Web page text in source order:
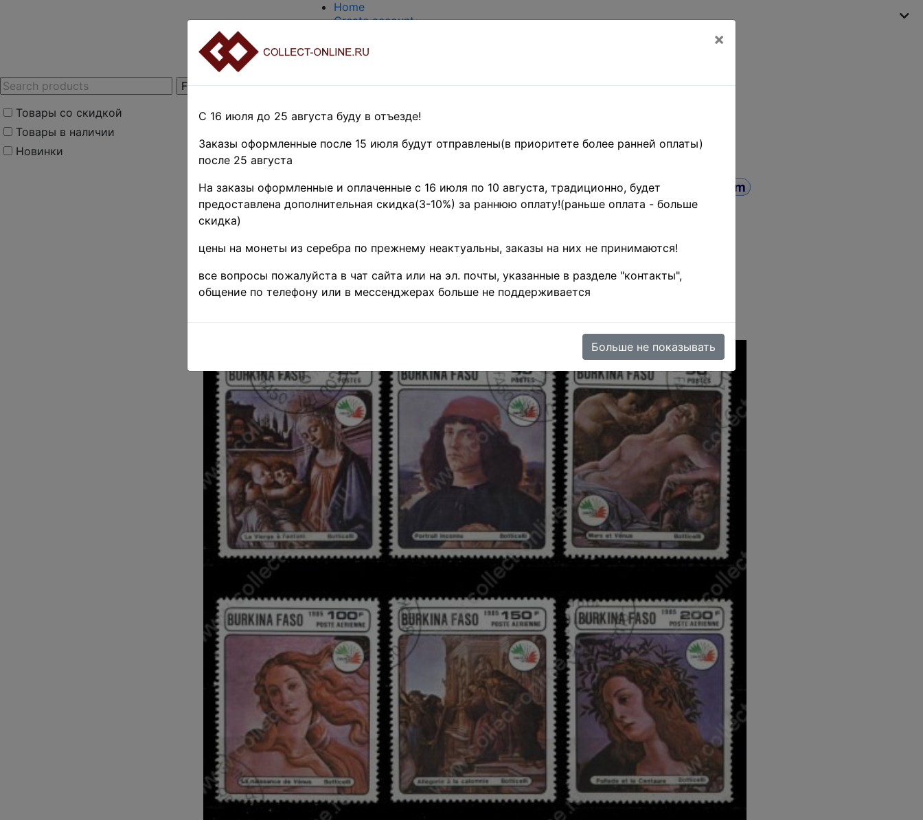
Товары со скидкой
Товары в наличии
Новинки
Home
Create account
About Collect-Online
Оценка и покупка
EASY SEARCH
Home Stamps
Буркина Фасо(Верхняя
Вольта)
-26%
Буркина Фасо 1985 г. • SC# 749A-F •
25-200 fr. • Живопись • картины
Ботичелли • Used(ФГ) XF ( кат.- $5 )
×
С 16 июля до 25 августа буду в отъезде!
Заказы оформленные после 15 июля будут отправлены(в приоритете более ранней оплаты)
после 25 августа
На заказы оформленные и оплаченные с 16 июля по 10 августа, традиционно, будет
предоставлена дополнительная скидка(3-10%) за раннюю оплату!(раньше оплата - больше
скидка)
цены на монеты из серебра по прежнему неактуальны, заказы на них не принимаются!
все вопросы пожалуйста в чат сайта или на эл. почты, указанные в разделе "контакты",
общение по телефону или в мессенджерах больше не поддерживается
Больше не показывать